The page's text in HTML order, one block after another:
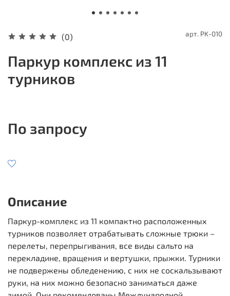
(0) арт. PK-010
Паркур комплекс из 11
турников
По запросу
Описание
Паркур-комплекс из 11 компактно расположенных
турников позволяет отрабатывать сложные трюки –
перелеты, перепрыгивания, все виды сальто на
перекладине, вращения и вертушки, прыжки. Турники
не подвержены обледенению, с них не соскальзывают
руки, на них можно безопасно заниматься даже